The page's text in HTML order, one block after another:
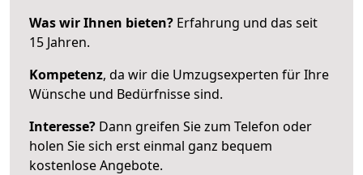
Was wir Ihnen bieten? Erfahrung und das seit
15 Jahren.
Kompetenz, da wir die Umzugsexperten für Ihre
Wünsche und Bedürfnisse sind.
Interesse? Dann greifen Sie zum Telefon oder
holen Sie sich erst einmal ganz bequem
kostenlose Angebote.